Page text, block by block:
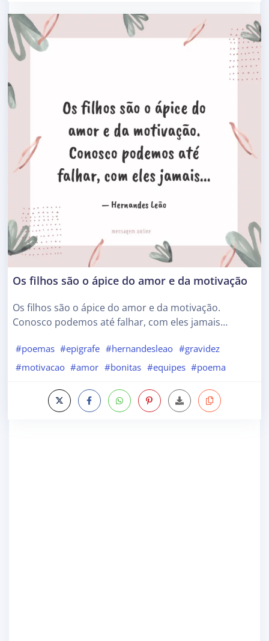
Os filhos são o ápice do amor e da motivação
Os filhos são o ápice do amor e da motivação.
Conosco podemos até falhar, com eles jamais…
#poemas #epigrafe #hernandesleao #gravidez
#motivacao #amor #bonitas #equipes #poema